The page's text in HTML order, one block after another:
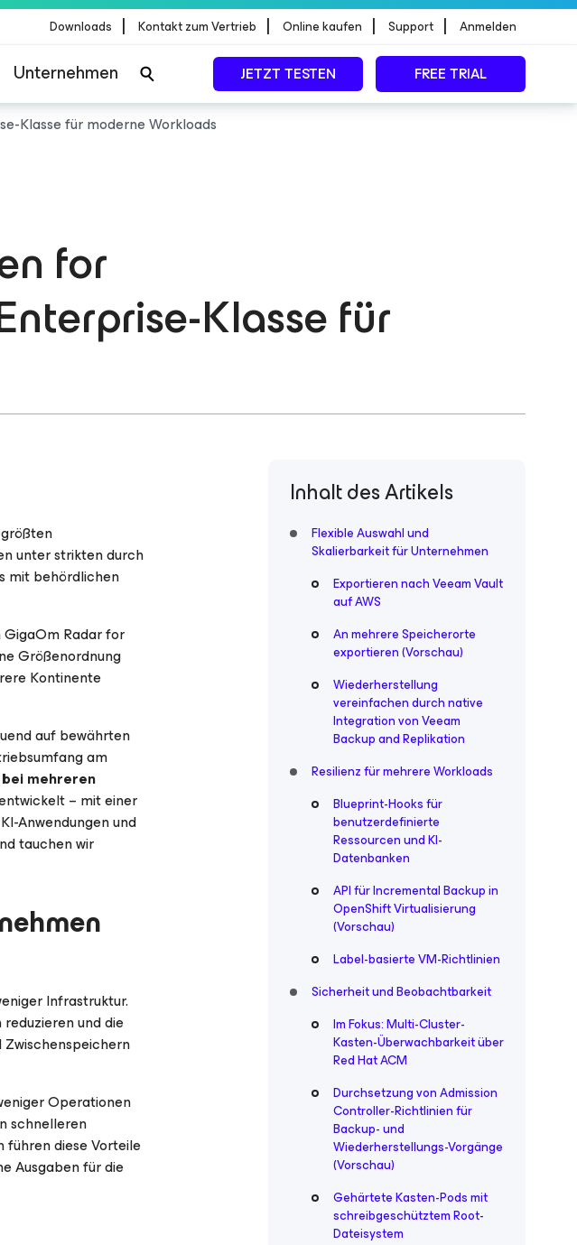
Downloads | Kontakt zum Vertrieb | Online kaufen | Support | Anmelden
Unternehmen JETZT TESTEN FREE TRIAL
Klasse für moderne Workloads
for
Klasse für
unter strikten durch
mit behördlichen
GigaOm Radar for
Größenordnung
Kontinente
auf bewährten
am
mehreren
– mit einer
Anwendungen und
tauchen wir
Infrastruktur.
und die
Zwischenspeichern
Operationen
schnelleren
diese Vorteile
Ausgaben für die
Inhalt des Artikels
Flexible Auswahl und
Skalierbarkeit für Unternehmen
Exportieren nach Veeam Vault
auf AWS
An mehrere Speicherorte
exportieren (Vorschau)
Wiederherstellung
vereinfachen durch native
Integration von Veeam
Backup and Replikation
Resilienz für mehrere Workloads
Blueprint-Hooks für
benutzerdefinierte
Ressourcen und KI-
Datenbanken
API für Incremental Backup in
OpenShift Virtualisierung
(Vorschau)
Label-basierte VM-Richtlinien
Sicherheit und Beobachtbarkeit
Im Fokus: Multi-Cluster-
Kasten-Überwachbarkeit über
Red Hat ACM
Durchsetzung von Admission
Controller-Richtlinien für
Backup- und
Wiederherstellungs-Vorgänge
(Vorschau)
Gehärtete Kasten-Pods mit
schreibgeschütztem Root-
Dateisystem